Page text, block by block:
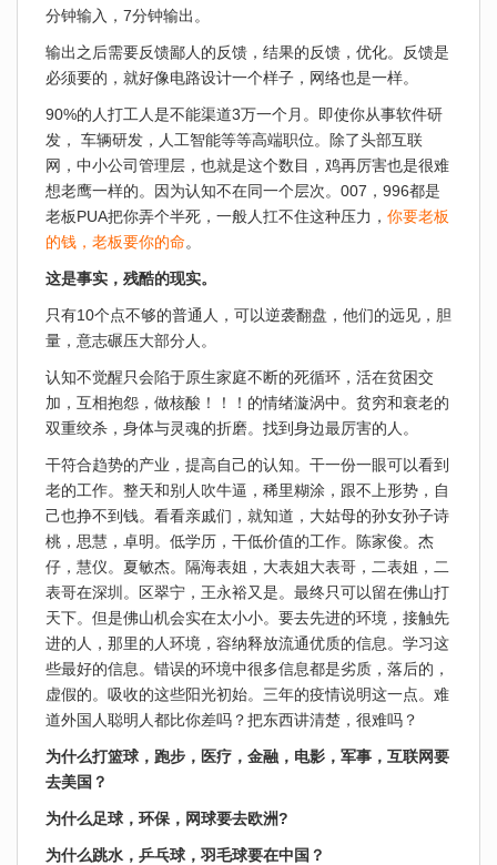
分钟输入，7分钟输出。
输出之后需要反馈鄙人的反馈，结果的反馈，优化。反馈是
必须要的，就好像电路设计一个样子，网络也是一样。
90%的人打工人是不能渠道3万一个月。即使你从事软件研
发， 车辆研发，人工智能等等高端职位。除了头部互联
网，中小公司管理层，也就是这个数目，鸡再厉害也是很难
想老鹰一样的。因为认知不在同一个层次。007，996都是
老板PUA把你弄个半死，一般人扛不住这种压力， 你要老板
的钱，老板要你的命。
这是事实，残酷的现实。
只有10个点不够的普通人，可以逆袭翻盘，他们的远见，胆
量，意志碾压大部分人。
认知不觉醒只会陷于原生家庭不断的死循环，活在贫困交
加，互相抱怨，做核酸！！！的情绪漩涡中。贫穷和衰老的
双重绞杀，身体与灵魂的折磨。找到身边最厉害的人。
干符合趋势的产业，提高自己的认知。干一份一眼可以看到
老的工作。整天和别人吹牛逼，稀里糊涂，跟不上形势，自
己也挣不到钱。看看亲戚们，就知道，大姑母的孙女孙子诗
桃，思慧，卓明。低学历，干低价值的工作。陈家俊。杰
仔，慧仪。夏敏杰。隔海表姐，大表姐大表哥，二表姐，二
表哥在深圳。区翠宁，王永裕又是。最终只可以留在佛山打
天下。但是佛山机会实在太小小。要去先进的环境，接触先
进的人，那里的人环境，容纳释放流通优质的信息。学习这
些最好的信息。错误的环境中很多信息都是劣质，落后的，
虚假的。吸收的这些阳光初始。三年的疫情说明这一点。难
道外国人聪明人都比你差吗？把东西讲清楚，很难吗？
为什么打篮球，跑步，医疗，金融，电影，军事，互联网要
去美国？
为什么足球，环保，网球要去欧洲?
为什么跳水，乒乓球，羽毛球要在中国？